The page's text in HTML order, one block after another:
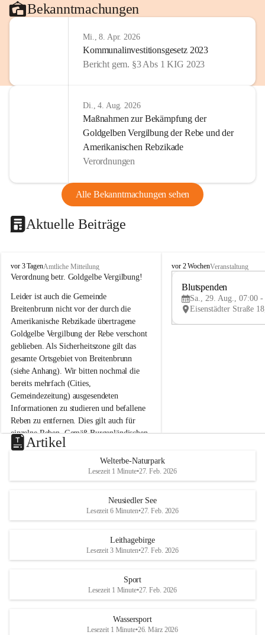
Bekanntmachungen
Mi., 8. Apr. 2026
Kommunalinvestitionsgesetz 2023
Bericht gem. §3 Abs 1 KIG 2023
Di., 4. Aug. 2026
Maßnahmen zur Bekämpfung der
Goldgelben Vergilbung der Rebe und der
Amerikanischen Rebzikade
Verordnungen
Alle Bekanntmachungen sehen
Aktuelle Beiträge
B
r
i
t
e
n
b
r
u
n
n
a
m
N
e
u
s
d
S
vor 3 TagenAmtliche Mitteilung
Verordnung betr. Goldgelbe Vergilbung!
Leider ist auch die Gemeinde
Breitenbrunn nicht vor der durch die
Amerikanische Rebzikade übertragene
Goldgelbe Vergilbung der Rebe verschont
geblieben. Als Sicherheitszone gilt das
gesamte Ortsgebiet von Breitenbrunn
(siehe Anhang). Wir bitten nochmal die
bereits mehrfach (Cities,
Gemeindezeitung) ausgesendeten
Informationen zu studieren und befallene
Reben zu entfernen. Dies gilt auch für
einzelne Reben. Gemäß Burgenländischen
Weinbaugesetz sind nicht gepflegte oder
unzulässige Weingärten zu roden! Bitte
helfen wir zusammen um unsere Winzer
vor den prognostizierten Ernteausfällen
und den daraus folgenden wirtschaftlichen
Maßnahmen zur Bekämpfung
Rebe und der Amerikanischen
Anhang VBl. EU Nr. 18
B
e
u
e
d
r
S
vor 2 WochenVeranstaltung
Blutspenden
Sa., 29. Aug., 07:00 -
Artikel
Welterbe-Naturpark
Lesezeit 1 Minute•27. Feb. 2026
Neusiedler See
Lesezeit 6 Minuten•27. Feb. 2026
Leithagebirge
Lesezeit 3 Minuten•27. Feb. 2026
Sport
Lesezeit 1 Minute•27. Feb. 2026
Wassersport
Lesezeit 1 Minute•26. März 2026